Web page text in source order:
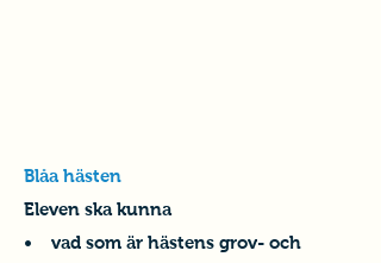
Blåa hästen
Eleven ska kunna
• vad som är hästens grov- och